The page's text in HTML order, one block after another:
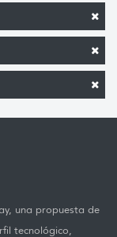
una propuesta de
tecnológico,